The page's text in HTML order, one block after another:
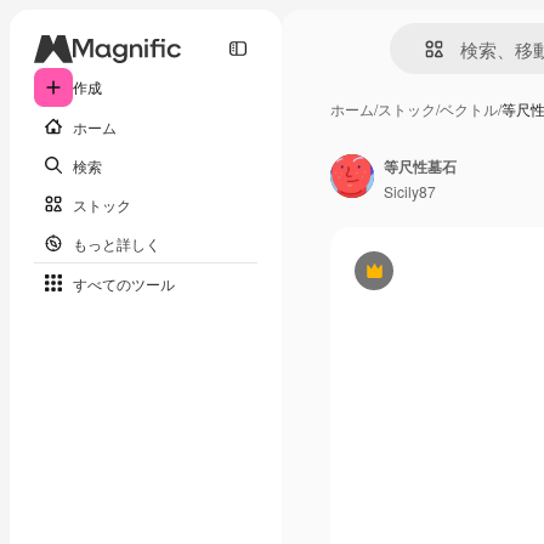
作成
ホーム
検索
ストック
もっと詳しく
すべてのツール
ホーム/ストック/ベクトル/等尺
Premium
等尺性墓石
Sicily87